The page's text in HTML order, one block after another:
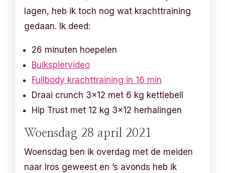
lagen, heb ik toch nog wat krachttraining
gedaan. Ik deed:
26 minuten hoepelen
Buikspiervideo
Fullbody krachttraining in 16 min
Draai crunch 3×12 met 6 kg kettlebell
Hip Trust met 12 kg 3×12 herhalingen
Woensdag 28 april 2021
Woensdag ben ik overdag met de meiden
naar Iros geweest en ’s avonds heb ik